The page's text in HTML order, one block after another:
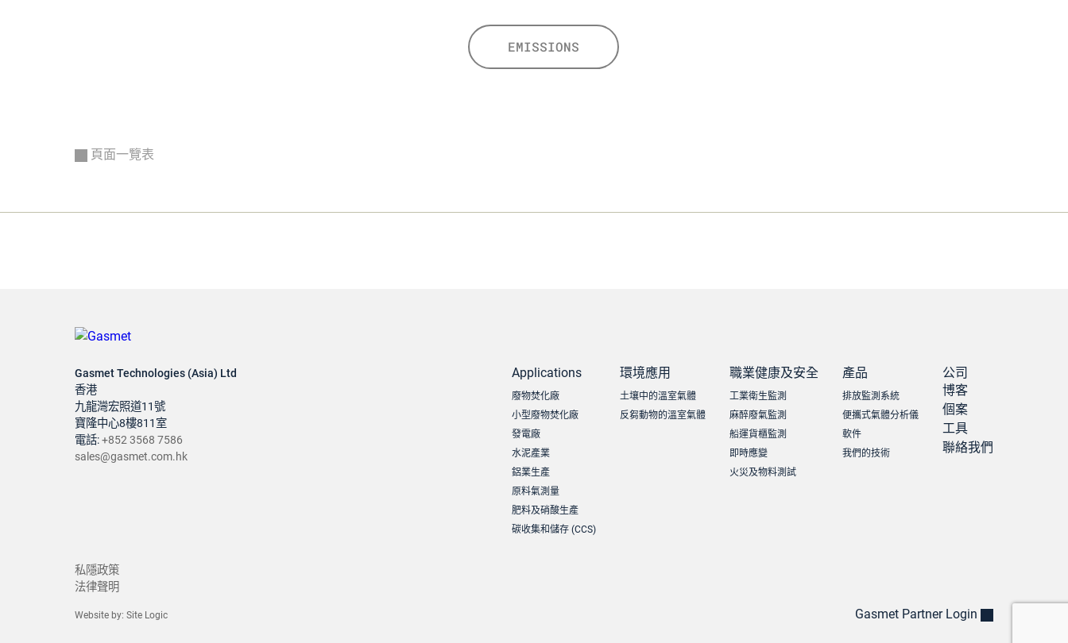
EMISSIONS
頁面一覽表
Gasmet Technologies (Asia) Ltd
香港
九龍灣宏照道11號
寶隆中心8樓811室
電話:+852 3568 7586
sales@gasmet.com.hk
Applications
廢物焚化廠
小型廢物焚化廠
發電廠
水泥產業
鋁業生產
原料氣測量
肥料及硝酸生產
碳收集和儲存 (CCS)
環境應用
土壤中的溫室氣體
反芻動物的溫室氣體
職業健康及安全
工業衛生監測
麻醉廢氣監測
船運貨櫃監測
即時應變
火災及物料測試
產品
排放監測系統
便攜式氣體分析儀
軟件
我們的技術
公司
博客
個案
工具
聯絡我們
私隱政策
法律聲明
Website by: Site Logic Gasmet Partner Login